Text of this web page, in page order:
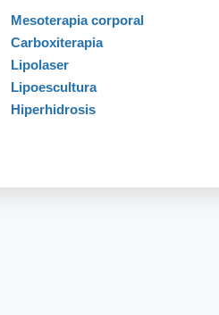
Mesoterapia corporal
Carboxiterapia
Lipolaser
Lipoescultura
Hiperhidrosis